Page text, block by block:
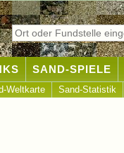
SAND-SPIELE
Weltkarte Sand-Statistik